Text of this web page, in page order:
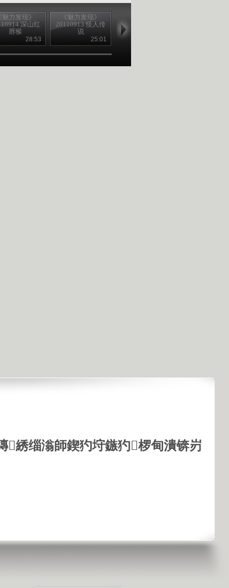
綉缁滃師鍥犳垨鏃犳椤甸潰锛岃
魅力发现》
深山红
唇猴
28:53
《魅力发现》
20110913 怪人传
说
25:01
20110912 最爱泡